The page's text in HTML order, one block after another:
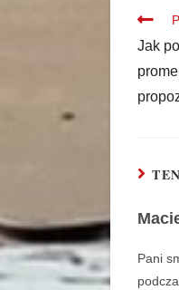
Jak
Pani